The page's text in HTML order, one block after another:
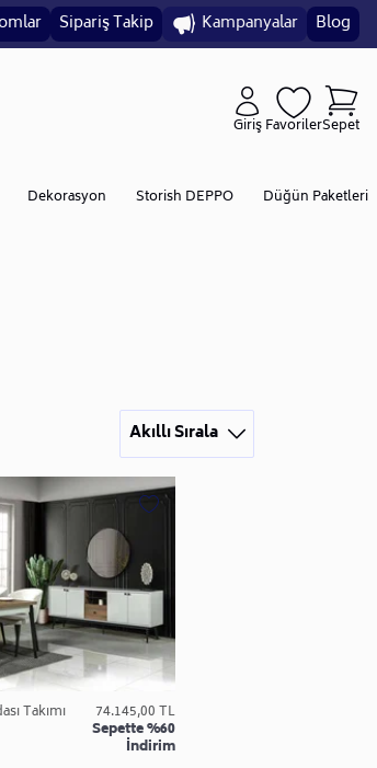
Sipariş Takip Kampanyalar Blog
GirişFavorilerSepet
Dekorasyon Storish DEPPO Düğün Paketleri
Akıllı Sırala
Takımı 74.145,00 TL
Sepette %60
İndirim